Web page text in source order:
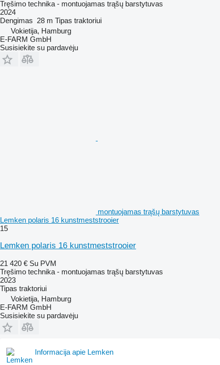
Tręšimo technika - montuojamas trąšų barstytuvas
2024
Dengimas 28 m Tipas traktoriui
Vokietija, Hamburg
E-FARM GmbH
Susisiekite su pardavėju
montuojamas trąšų barstytuvas
Lemken polaris 16 kunstmeststrooier
15
Lemken polaris 16 kunstmeststrooier
21 420 € Su PVM
Tręšimo technika - montuojamas trąšų barstytuvas
2023
Tipas traktoriui
Vokietija, Hamburg
E-FARM GmbH
Susisiekite su pardavėju
Informacija apie Lemken